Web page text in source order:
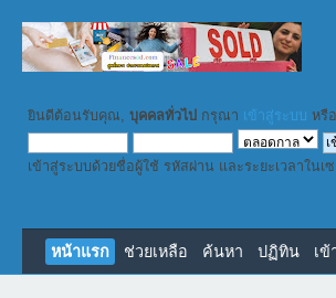
ยินดีต้อนรับคุณ, บุคคลทั่วไป กรุณา เข้าสู่ระบบ หรือ
เข้าสู่ระบบด้วยชื่อผู้ใช้ รหัสผ่าน และระยะเวลาในเ
หน้าแรก ช่วยเหลือ ค้นหา ปฏิทิน เข้